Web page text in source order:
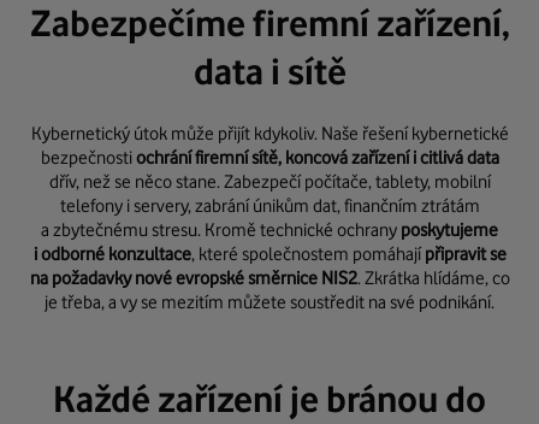
Zabezpečíme firemní zařízení,
data i sítě
Kybernetický útok může přijít kdykoliv. Naše řešení kybernetické
bezpečnostiochrání firemní sítě, koncová zařízení i citlivá data
dřív, než se něco stane. Zabezpečí počítače, tablety, mobilní
telefony i servery, zabrání únikům dat, finančním ztrátám
a zbytečnému stresu. Kromě technické ochrany poskytujeme
i odborné konzultace, které společnostem pomáhajípřipravit se
na požadavky nové evropské směrnice NIS2. Zkrátka hlídáme, co
je třeba, a vy se mezitím můžete soustředit na své podnikání.
Každé zařízení je bránou do